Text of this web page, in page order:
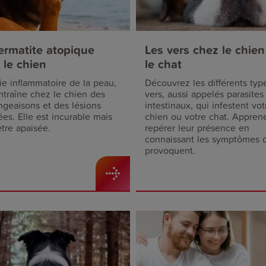
atopique
chien
inflammatoire de la peau,
chez le chien des
et des lésions
Elle est incurable mais
apaisée.
Les vers chez le
le chat
Découvrez les différents
vers, aussi appelés parasites
intestinaux, qui infestent
chien ou votre chat.
repérer leur présence en
connaissant les symptômes
provoquent.